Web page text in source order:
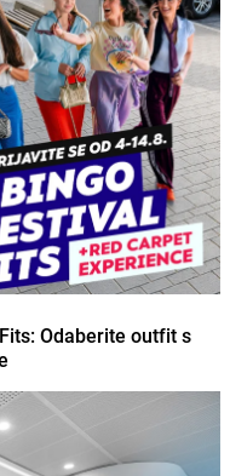
Odaberite outfit s